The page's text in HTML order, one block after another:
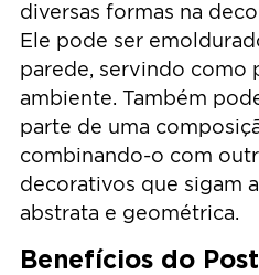
diversas formas na
Ele pode ser
parede, servindo como
ambiente. Também
parte de uma
combinando-o com
decorativos que sigam
abstrata e geométrica.
Benefícios do